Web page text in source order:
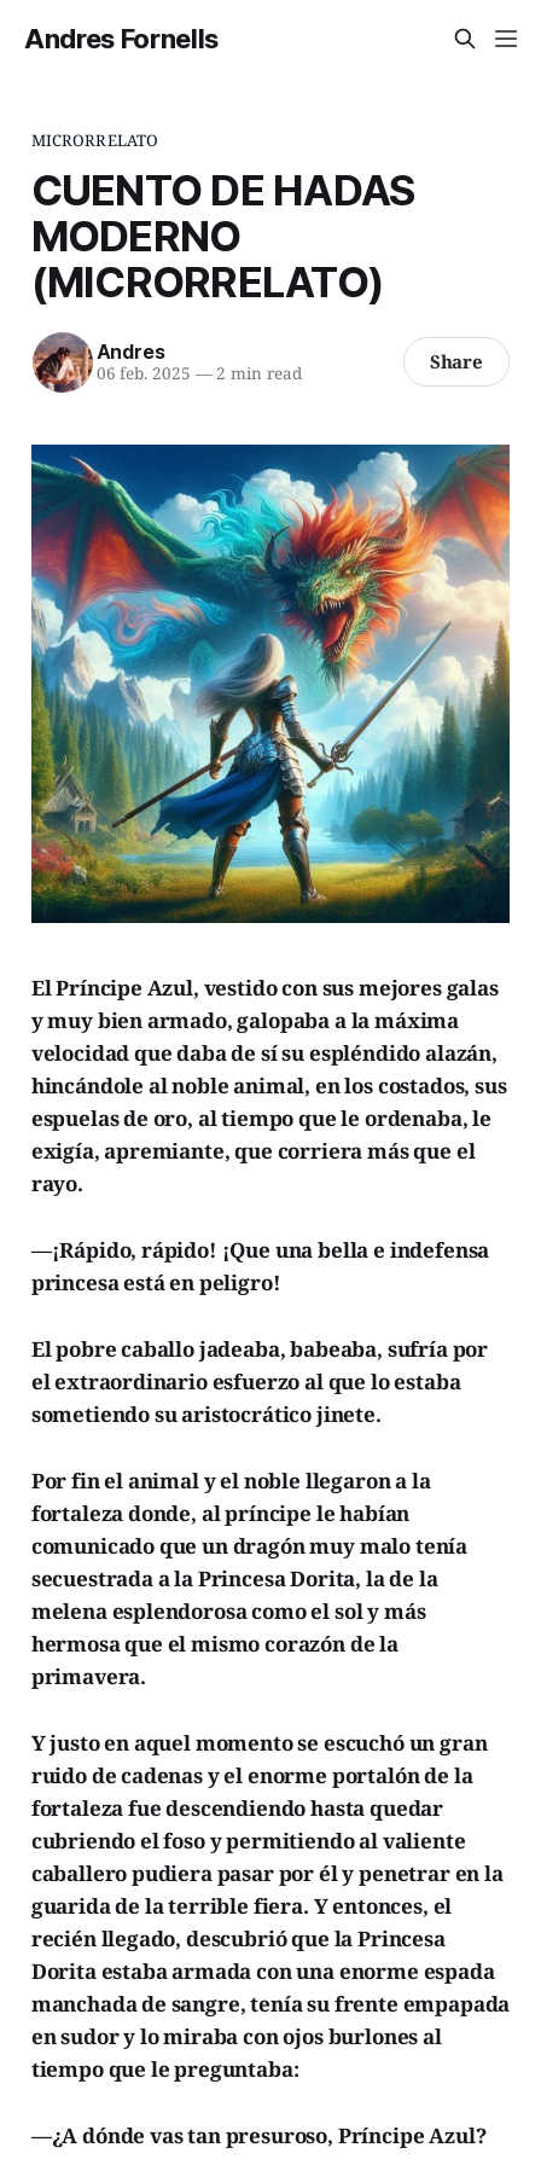
Andres Fornells
MICRORRELATO
CUENTO DE HADAS
MODERNO
(MICRORRELATO)
Andres
06 feb. 2025 —2 min read Share
El Príncipe Azul, vestido con sus mejores galas
y muy bien armado, galopaba a la máxima
velocidad que daba de sí su espléndido alazán,
hincándole al noble animal, en los costados, sus
espuelas de oro, al tiempo que le ordenaba, le
exigía, apremiante, que corriera más que el
rayo.
—¡Rápido, rápido! ¡Que una bella e indefensa
princesa está en peligro!
El pobre caballo jadeaba, babeaba, sufría por
el extraordinario esfuerzo al que lo estaba
sometiendo su aristocrático jinete.
Por fin el animal y el noble llegaron a la
fortaleza donde, al príncipe le habían
comunicado que un dragón muy malo tenía
secuestrada a la Princesa Dorita, la de la
melena esplendorosa como el sol y más
hermosa que el mismo corazón de la
primavera.
Y justo en aquel momento se escuchó un gran
ruido de cadenas y el enorme portalón de la
fortaleza fue descendiendo hasta quedar
cubriendo el foso y permitiendo al valiente
caballero pudiera pasar por él y penetrar en la
guarida de la terrible fiera. Y entonces, el
recién llegado, descubrió que la Princesa
Dorita estaba armada con una enorme espada
manchada de sangre, tenía su frente empapada
en sudor y lo miraba con ojos burlones al
tiempo que le preguntaba:
—¿A dónde vas tan presuroso, Príncipe Azul?